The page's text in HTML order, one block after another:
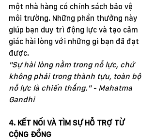
một nhà hàng có chính sách bảo vệ
môi trường. Những phần thưởng này
giúp bạn duy trì động lực và tạo cảm
giác hài lòng với những gì bạn đã đạt
được.
"Sự hài lòng nằm trong nỗ lực, chứ
không phải trong thành tựu, toàn bộ
nỗ lực là chiến thắng." - Mahatma
Gandhi
4. KẾT NỐI VÀ TÌM SỰ HỖ TRỢ TỪ
CỘNG ĐỒNG